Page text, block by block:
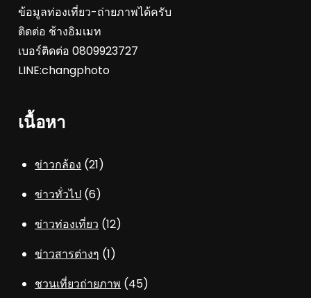
ข้อมูลท่องเที่ยว-ถ่ายภาพได้ครับ
ติดต่อ ช้างอิมเมท
เบอร์ติดต่อ 0809923727
LINE:changphoto
เนื้อหา
ข่าวกล้อง (21)
ข่าวทั่วไป (6)
ข่าวท่องเที่ยว (12)
ข่าวสารต่างๆ (1)
ชวนเที่ยวถ่ายภาพ (45)